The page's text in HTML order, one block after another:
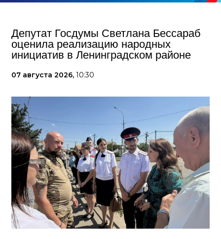
Депутат Госдумы Светлана Бессараб
оценила реализацию народных
инициатив в Ленинградском районе
07 августа 2026, 10:30